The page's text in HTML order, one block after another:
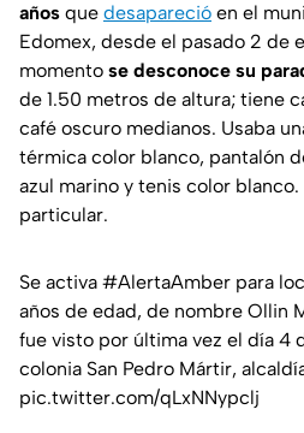
años que desapareció en el
Edomex, desde el pasado 2 de
momento se desconoce su
de 1.50 metros de altura; tiene
café oscuro medianos. Usaba
térmica color blanco, pantalón
azul marino y tenis color
particular.
Se activa #AlertaAmber para
años de edad, de nombre Ollin
fue visto por última vez el día 4
colonia San Pedro Mártir,
pic.twitter.com/qLxNNypclj